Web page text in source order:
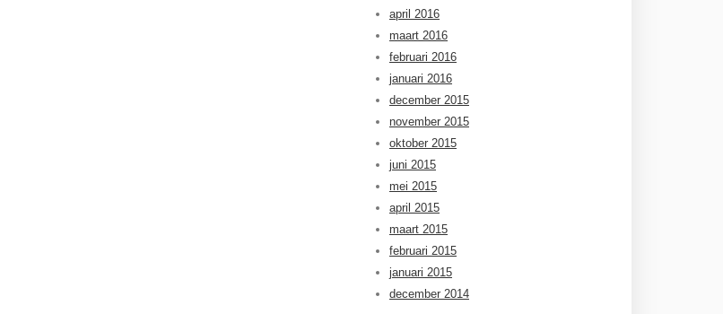
april 2016
maart 2016
februari 2016
januari 2016
december 2015
november 2015
oktober 2015
juni 2015
mei 2015
april 2015
maart 2015
februari 2015
januari 2015
december 2014